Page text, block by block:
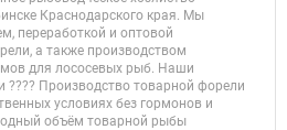
Краснодарского края. Мы
переработкой и оптовой
а также производством
для лососевых рыб. Наши
???? Производство товарной форели
условиях без гормонов и
объём товарной рыбы